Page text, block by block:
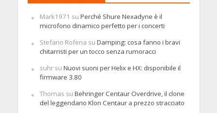
Mark1971 su Perché Shure Nexadyne è il
microfono dinamico perfetto per i concerti
Stefano Rofena su Damping: cosa fanno i bravi
chitarristi per un tocco senza rumoracci
suhrsu Nuovi suoni per Helix e HX: disponibile il
firmware 3.80
Thomas su Behringer Centaur Overdrive, il clone
del leggendario Klon Centaur a prezzo stracciato